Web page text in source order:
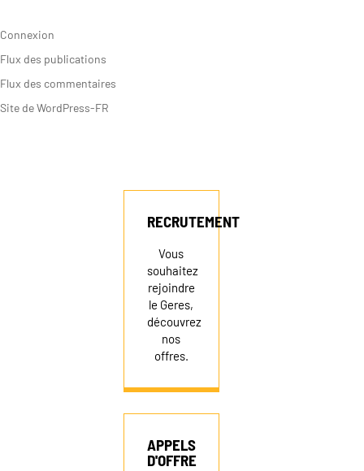
RECRUTEMENT
NEWSLETTER
FAIRE UN DON
Connexion
Flux des publications
Flux des commentaires
Site de WordPress-FR
RECRUTEMENT
Vous
souhaitez
rejoindre
le Geres,
découvrez
nos
offres.
APPELS
D'OFFRE